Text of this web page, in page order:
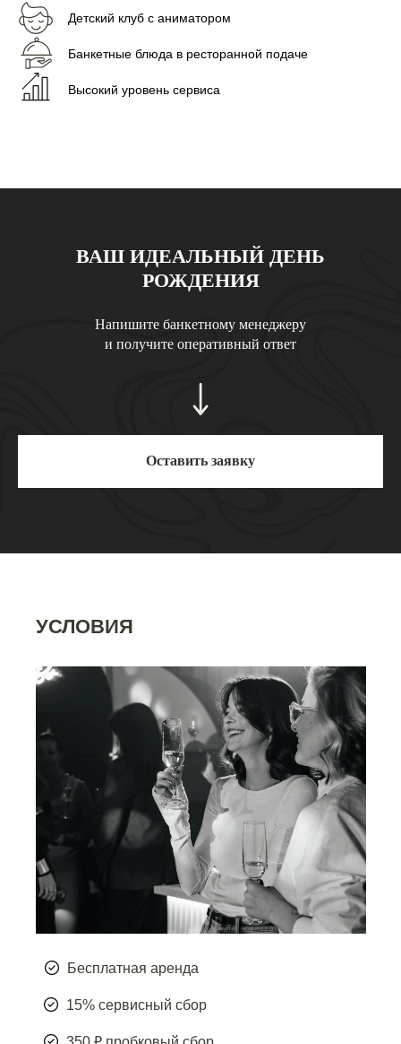
Детский клуб с аниматором
Банкетные блюда в ресторанной подаче
Высокий уровень сервиса
ВАШ ИДЕАЛЬНЫЙ ДЕНЬ
РОЖДЕНИЯ
Напишите банкетному менеджеру
и получите оперативный ответ
Оставить заявку
УСЛОВИЯ
Бесплатная аренда
15% cервисный сбор